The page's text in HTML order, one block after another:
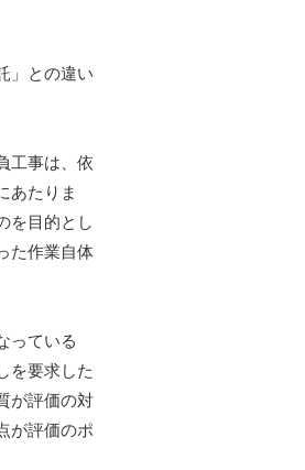
」との違い
工事は、依
あたりま
を目的とし
た作業自体
っている
を要求した
が評価の対
が評価のポ